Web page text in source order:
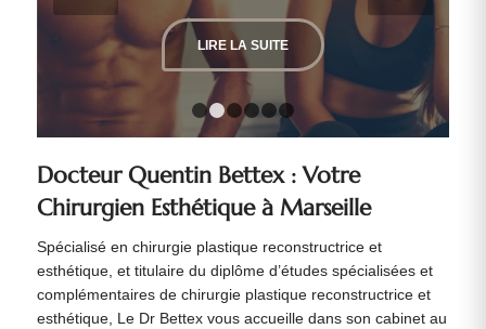
LIRE LA SUITE
1 2 3 4 5 6
Docteur Quentin Bettex : Votre
Chirurgien Esthétique à Marseille
Spécialisé en chirurgie plastique reconstructrice et
esthétique, et titulaire du diplôme d’études spécialisées et
complémentaires de chirurgie plastique reconstructrice et
esthétique, Le Dr Bettex vous accueille dans son cabinet au